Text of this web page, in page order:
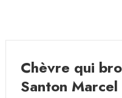
Chèvre qui
Santon